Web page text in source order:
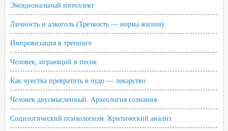
Эмоциональный интеллект
Личность и алкоголь (Трезвость — норма жизни)
Импровизация в тренинге
Человек, играющий в песок
Как чувства превратить в чудо — лекарство
Человек двусмысленный. Археология сознания
Социлогический психологизм. Критический анализ